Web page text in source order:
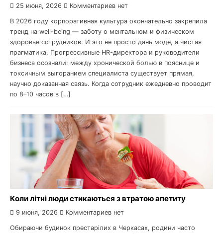
25 июня, 2026 Комментариев нет
В 2026 году корпоративная культура окончательно закрепила
тренд на well-being — заботу о ментальном и физическом
здоровье сотрудников. И это не просто дань моде, а чистая
прагматика. Прогрессивные HR-директора и руководители
бизнеса осознали: между хронической болью в пояснице и
токсичным выгоранием специалиста существует прямая,
научно доказанная связь. Когда сотрудник ежедневно проводит
по 8–10 часов в […]
Коли літні люди стикаються з втратою апетиту
9 июня, 2026 Комментариев нет
Обираючи будинок престарілих в Черкасах, родини часто